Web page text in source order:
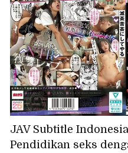
Pijatan Tangan Dewi
JAV Subtitle
Pendidikan seks